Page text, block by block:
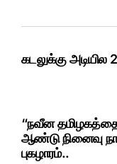
கடலுக்கு
“நவீன தமிழகத்தை
ஆண்டு நினைவு
புகழாரம்..